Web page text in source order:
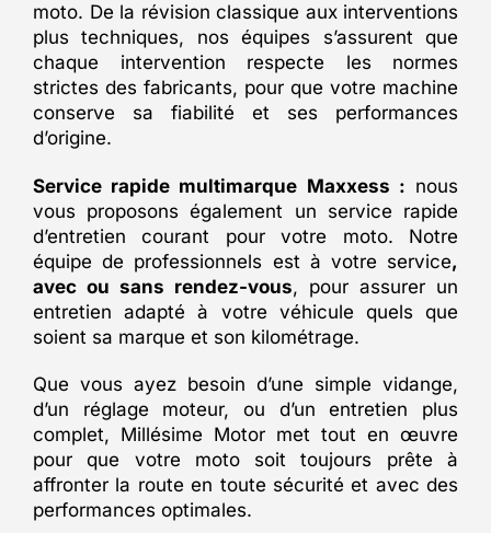
moto. De la révision classique aux interventions
plus techniques, nos équipes s’assurent que
chaque intervention respecte les normes
strictes des fabricants, pour que votre machine
conserve sa fiabilité et ses performances
d’origine.
Service rapide multimarque Maxxess : nous
vous proposons également un service rapide
d’entretien courant pour votre moto. Notre
équipe de professionnels est à votre service,
avec ou sans rendez-vous, pour assurer un
entretien adapté à votre véhicule quels que
soient sa marque et son kilométrage.
Que vous ayez besoin d’une simple vidange,
d’un réglage moteur, ou d’un entretien plus
complet, Millésime Motor met tout en œuvre
pour que votre moto soit toujours prête à
affronter la route en toute sécurité et avec des
performances optimales.